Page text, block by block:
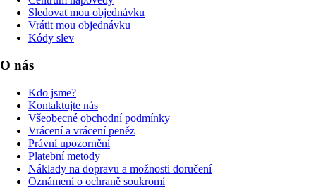
Sledovat mou objednávku
Vrátit mou objednávku
Kódy slev
O nás
Kdo jsme?
Kontaktujte nás
Všeobecné obchodní podmínky
Vrácení a vrácení peněz
Právní upozornění
Platební metody
Náklady na dopravu a možnosti doručení
Oznámení o ochraně soukromí